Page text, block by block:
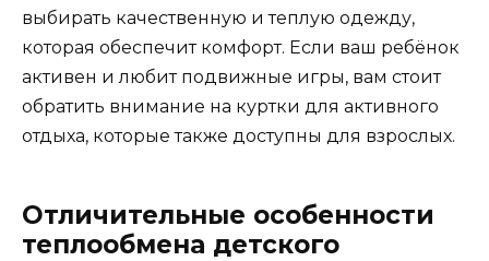
выбирать качественную и теплую одежду,
которая обеспечит комфорт. Если ваш ребёнок
активен и любит подвижные игры, вам стоит
обратить внимание на куртки для активного
отдыха, которые также доступны для взрослых.
Отличительные особенности
теплообмена детского